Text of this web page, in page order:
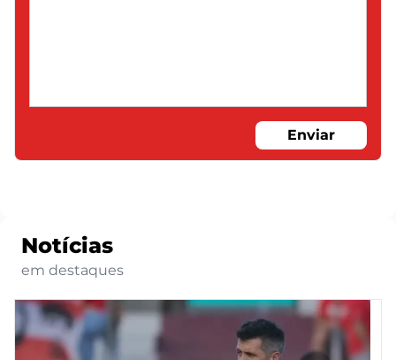
Enviar
Notícias
em destaques